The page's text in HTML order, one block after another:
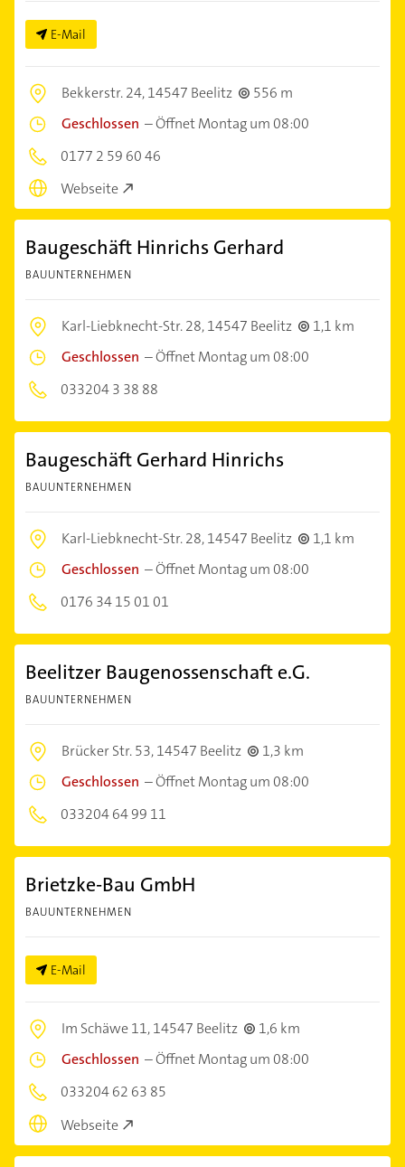
E-Mail
Bekkerstr. 24,14547 Beelitz
556 m
Geschlossen –Öffnet Montag um 08:00
0177 2 59 60 46
Webseite
Baugeschäft Hinrichs Gerhard
BAUUNTERNEHMEN
Karl-Liebknecht-Str. 28,14547 Beelitz
1,1 km
Geschlossen –Öffnet Montag um 08:00
033204 3 38 88
Baugeschäft Gerhard Hinrichs
BAUUNTERNEHMEN
Karl-Liebknecht-Str. 28,14547 Beelitz
1,1 km
Geschlossen –Öffnet Montag um 08:00
0176 34 15 01 01
Beelitzer Baugenossenschaft e.G.
BAUUNTERNEHMEN
Brücker Str. 53,14547 Beelitz
1,3 km
Geschlossen –Öffnet Montag um 08:00
033204 64 99 11
Brietzke-Bau GmbH
BAUUNTERNEHMEN
E-Mail
Im Schäwe 11,14547 Beelitz
1,6 km
Geschlossen –Öffnet Montag um 08:00
033204 62 63 85
Webseite